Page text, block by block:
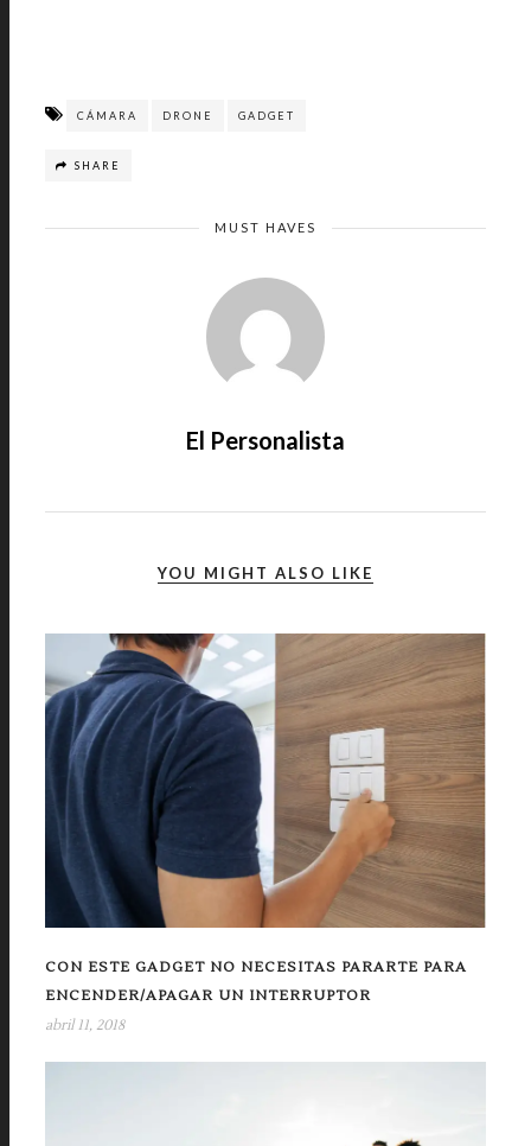
CÁMARA DRONE GADGET
SHARE
MUST HAVES
El Personalista
YOU MIGHT ALSO LIKE
CON ESTE GADGET NO NECESITAS PARARTE PARA
ENCENDER/APAGAR UN INTERRUPTOR
abril 11, 2018